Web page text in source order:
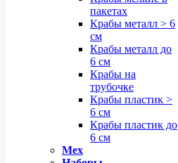
пакетах
Крабы металл > 6
см
Крабы металл до
6 см
Крабы на
трубочке
Крабы пластик >
6 см
Крабы пластик до
6 см
Мех